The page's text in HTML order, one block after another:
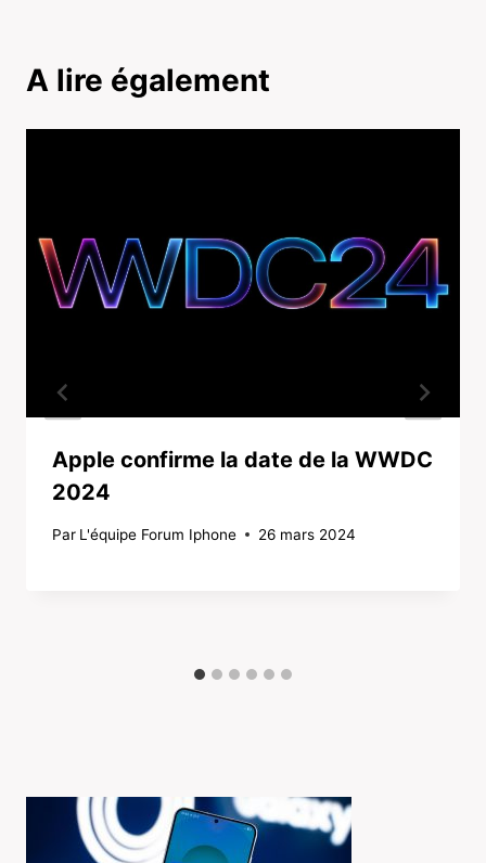
A lire également
Apple confirme la date de la WWDC
2024
Par L'équipe Forum Iphone 26 mars 2024